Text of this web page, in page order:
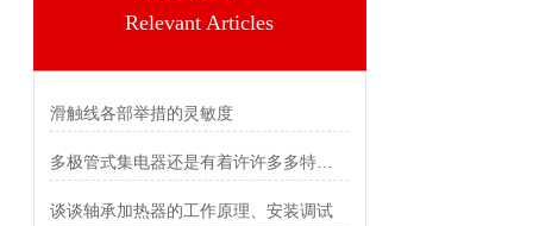
Relevant Articles
滑触线各部举措的灵敏度
谈谈轴承加热器的工作原理、安装调试